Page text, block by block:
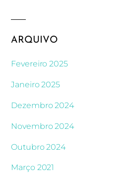
ARQUIVO
Fevereiro 2025
Janeiro 2025
Dezembro 2024
Novembro 2024
Outubro 2024
Março 2021